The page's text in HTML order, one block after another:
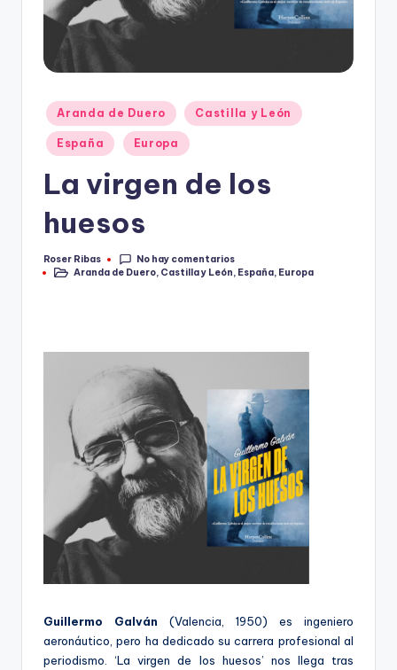
Publicado
en
Aranda de Duero Castilla y León
España Europa
La virgen de los
huesos
Publicado
por
Roser Ribas
No hay comentarios
Publicado
Aranda de Duero, Castilla y León, España, Europa
Guillermo Galván (Valencia, 1950) es ingeniero
aeronáutico, pero ha dedicado su carrera profesional al
periodismo. ‘La virgen de los huesos’ nos llega tras